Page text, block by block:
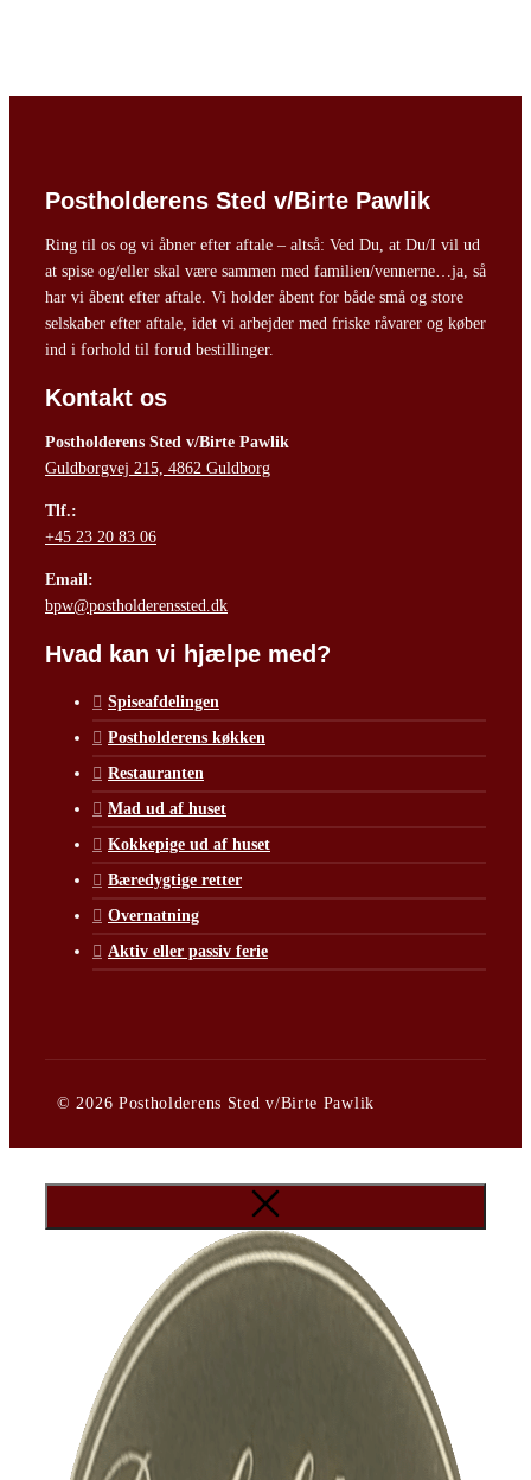
Postholderens Sted v/Birte Pawlik
Ring til os og vi åbner efter aftale – altså: Ved Du, at Du/I vil ud
at spise og/eller skal være sammen med familien/vennerne…ja, så
har vi åbent efter aftale. Vi holder åbent for både små og store
selskaber efter aftale, idet vi arbejder med friske råvarer og køber
ind i forhold til forud bestillinger.
Kontakt os
Postholderens Sted v/Birte Pawlik
Guldborgvej 215, 4862 Guldborg
Tlf.:
+45 23 20 83 06
Email:
bpw@postholderenssted.dk
Hvad kan vi hjælpe med?
Spiseafdelingen
Postholderens køkken
Restauranten
Mad ud af huset
Kokkepige ud af huset
Bæredygtige retter
Overnatning
Aktiv eller passiv ferie
© 2026 Postholderens Sted v/Birte Pawlik